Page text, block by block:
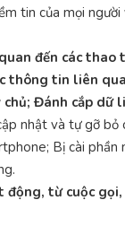
tin của mọi
đến các thao
thông tin liên
Đánh cắp dữ
nhật và tự gỡ bỏ
Bị cài phần
từ cuộc